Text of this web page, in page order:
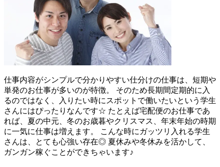
仕事内容がシンプルで分かりやすい仕分けの仕事は、短期や
単発のお仕事が多いのが特徴。 そのため長期間定期的に入
るのではなく、入りたい時にスポットで働いたいという学生
さんにはぴったりなんです☆ たとえば宅配便のお仕事であ
れば、夏の中元、冬のお歳暮やクリスマス、年末年始の時期
に一気に仕事は増えます。 こんな時にガッツリ入れる学生
さんは、とても心強い存在◎ 夏休みや冬休みを活かして、
ガンガン稼ぐことができちゃいます♪